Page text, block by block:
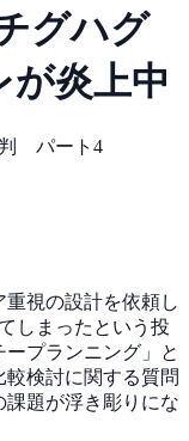
グハグ
が炎上中
判 パート4
視の設計を依頼し
しまったという投
プランニング」と
検討に関する質問
課題が浮き彫りにな